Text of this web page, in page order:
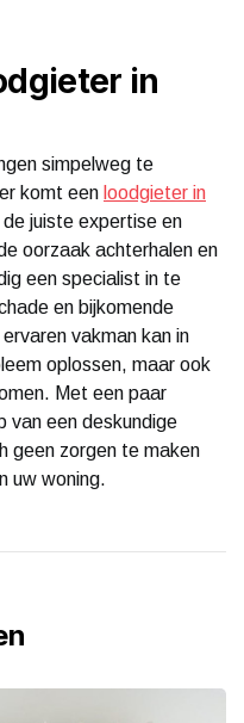
in
simpelweg te
komt een loodgieter in
juiste expertise en
oorzaak achterhalen en
een specialist in te
en bijkomende
vakman kan in
oplossen, maar ook
Met een paar
van een deskundige
geen zorgen te maken
uw woning.